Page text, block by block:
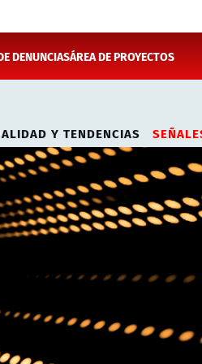
DENUNCIASÁREA DE PROYECTOS
Y TENDENCIAS